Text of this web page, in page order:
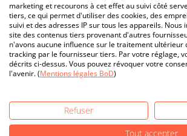
marketing et recourons à cet effet au suivi côté
tiers, ce qui permet d'utiliser des cookies, des
suivi et des adresses IP sur tous les appareils.
site des contenus tiers provenant d'autres
n'avons aucune influence sur le traitement ultérieur
tracking par le fournisseur tiers. Par votre réglage,
décrits ci-dessus. Vous pouvez révoquer votre
l'avenir. (Mentions légales BoD)
Refuser
Tout accepter